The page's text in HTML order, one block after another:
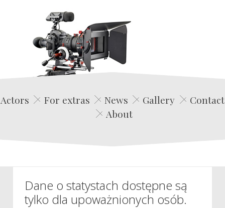
Edwin Film Agencja Aktorska
Actors For extras News Gallery
Contact
About
Dane o statystach dostępne są
tylko dla upoważnionych osób.